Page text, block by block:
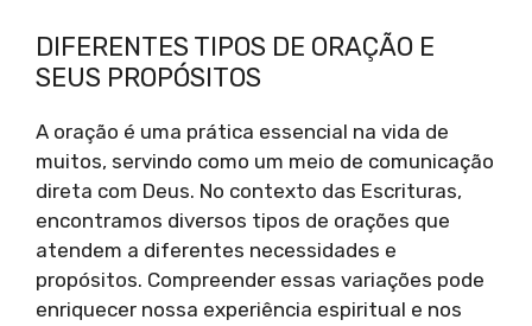
DIFERENTES TIPOS DE ORAÇÃO E
SEUS PROPÓSITOS
A oração é uma prática essencial na vida de
muitos, servindo como um meio de comunicação
direta com Deus. No contexto das Escrituras,
encontramos diversos tipos de orações que
atendem a diferentes necessidades e
propósitos. Compreender essas variações pode
enriquecer nossa experiência espiritual e nos